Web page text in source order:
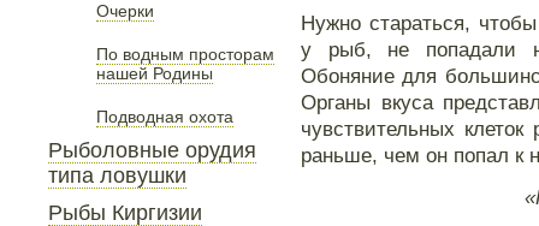
Очерки
По водным просторам
нашей Родины
Подводная охота
Рыболовные орудия
типа ловушки
Рыбы Киргизии
Нужно стараться,
у рыб, не попадали
Обоняние для
Органы вкуса
чувствительных
раньше, чем он попал к